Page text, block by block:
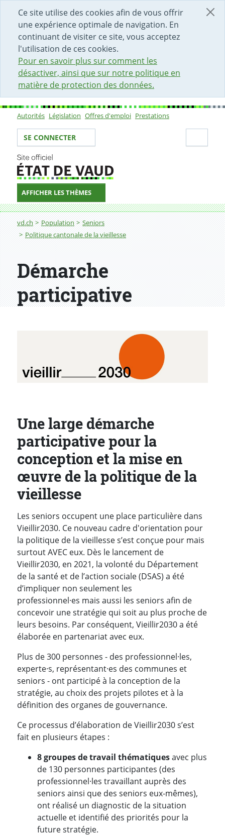
Ce site utilise des cookies afin de vous offrir
une expérience optimale de navigation. En
continuant de visiter ce site, vous acceptez
l'utilisation de ces cookies.
Pour en savoir plus sur comment les
désactiver, ainsi que sur notre politique en
matière de protection des données.
DÉBUT DU CONTENU DE LA PAGE
ACCÈS AU CHAMP DE RECHERCHE
PAGE D'ACCUEIL
FORMULAIRE DE CONTACT
Sous-navigation
Autorités Législation Offres d'emploi Prestations
Votre identité
SE CONNECTER
AFFICHER LES THÈMES
Fil d'Ariane
vd.ch Population
Seniors
Politique cantonale de la vieillesse
Démarche participative
Démarche
participative
Une large démarche
participative pour la
conception et la mise en
œuvre de la politique de la
vieillesse
Les seniors occupent une place particulière dans
Vieillir2030. Ce nouveau cadre d'orientation pour
la politique de la vieillesse s’est conçue pour mais
surtout AVEC eux. Dès le lancement de
Vieillir2030, en 2021, la volonté du Département
de la santé et de l’action sociale (DSAS) a été
d’impliquer non seulement les
professionnel·es mais aussi les seniors afin de
concevoir une stratégie qui soit au plus proche de
leurs besoins. Par conséquent, Vieillir2030 a été
élaborée en partenariat avec eux.
Plus de 300 personnes - des professionnel·les,
experte·s, représentant·es des communes et
seniors - ont participé à la conception de la
stratégie, au choix des projets pilotes et à la
définition des organes de gouvernance.
Ce processus d’élaboration de Vieillir2030 s’est
fait en plusieurs étapes :
8 groupes de travail thématiquesavec plus
de 130 personnes participantes (des
professionnel·les travaillant auprès des
seniors ainsi que des seniors eux-mêmes),
ont réalisé un diagnostic de la situation
actuelle et identifié des priorités pour la
future stratégie.